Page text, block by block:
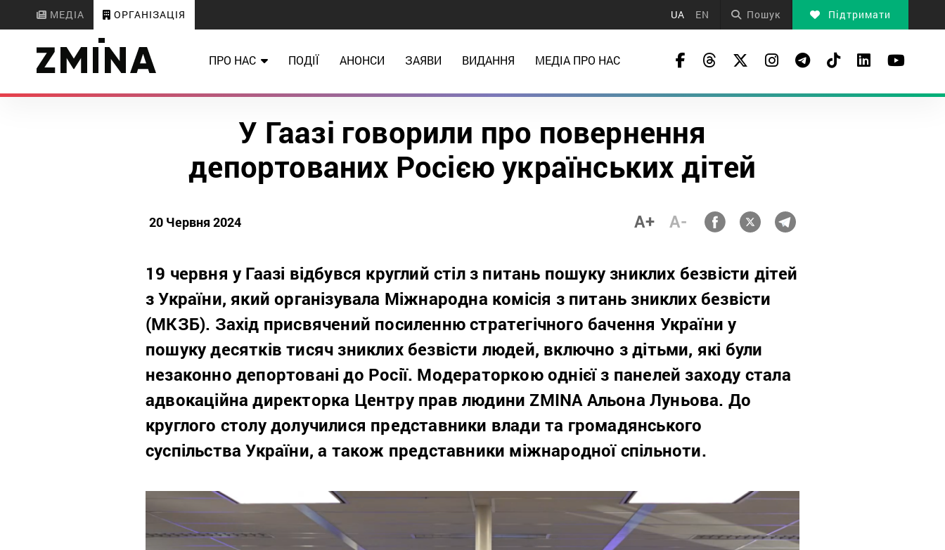
МЕДІА ОРГАНІЗАЦІЯ UA EN Пошук Підтримати
ПРО НАС ПОДІЇ АНОНСИ ЗАЯВИ ВИДАННЯ МЕДІА ПРО НАС
У Гаазі говорили про повернення
депортованих Росією українських дітей
20 Червня 2024 A+ A-
19 червня у Гаазі відбувся круглий стіл з питань пошуку зниклих безвісти дітей
з України, який організувала Міжнародна комісія з питань зниклих безвісти
(МКЗБ). Захід присвячений посиленню стратегічного бачення України у
пошуку десятків тисяч зниклих безвісти людей, включно з дітьми, які були
незаконно депортовані до Росії. Модераторкою однієї з панелей заходу стала
адвокаційна директорка Центру прав людини ZMINA Альона Луньова. До
круглого столу долучилися представники влади та громадянського
суспільства України, а також представники міжнародної спільноти.